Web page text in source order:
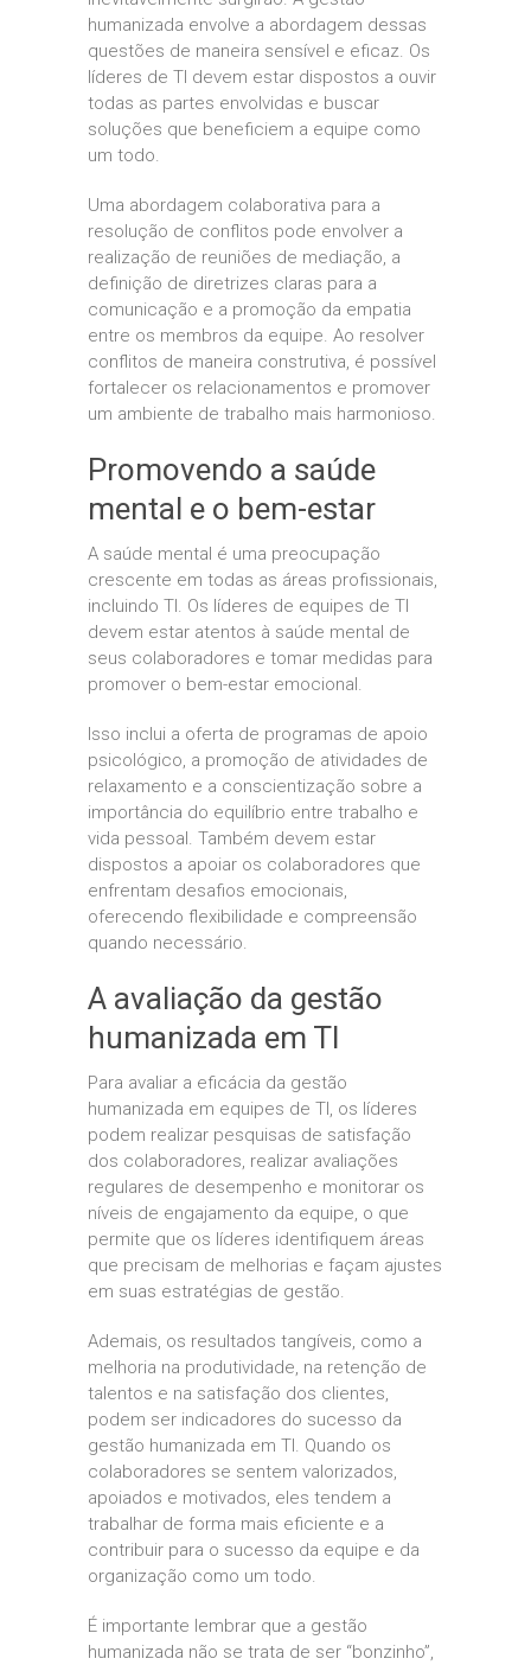
humanizada envolve a abordagem dessas
questões de maneira sensível e eficaz. Os
líderes de TI devem estar dispostos a ouvir
todas as partes envolvidas e buscar
soluções que beneficiem a equipe como
um todo.
Uma abordagem colaborativa para a
resolução de conflitos pode envolver a
realização de reuniões de mediação, a
definição de diretrizes claras para a
comunicação e a promoção da empatia
entre os membros da equipe. Ao resolver
conflitos de maneira construtiva, é possível
fortalecer os relacionamentos e promover
um ambiente de trabalho mais harmonioso.
Promovendo a saúde
mental e o bem-estar
A saúde mental é uma preocupação
crescente em todas as áreas profissionais,
incluindo TI. Os líderes de equipes de TI
devem estar atentos à saúde mental de
seus colaboradores e tomar medidas para
promover o bem-estar emocional.
Isso inclui a oferta de programas de apoio
psicológico, a promoção de atividades de
relaxamento e a conscientização sobre a
importância do equilíbrio entre trabalho e
vida pessoal. Também devem estar
dispostos a apoiar os colaboradores que
enfrentam desafios emocionais,
oferecendo flexibilidade e compreensão
quando necessário.
A avaliação da gestão
humanizada em TI
Para avaliar a eficácia da gestão
humanizada em equipes de TI, os líderes
podem realizar pesquisas de satisfação
dos colaboradores, realizar avaliações
regulares de desempenho e monitorar os
níveis de engajamento da equipe, o que
permite que os líderes identifiquem áreas
que precisam de melhorias e façam ajustes
em suas estratégias de gestão.
Ademais, os resultados tangíveis, como a
melhoria na produtividade, na retenção de
talentos e na satisfação dos clientes,
podem ser indicadores do sucesso da
gestão humanizada em TI. Quando os
colaboradores se sentem valorizados,
apoiados e motivados, eles tendem a
trabalhar de forma mais eficiente e a
contribuir para o sucesso da equipe e da
organização como um todo.
É importante lembrar que a gestão
humanizada não se trata de ser “bonzinho”,